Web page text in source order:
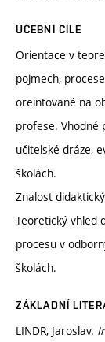
UČEBNÍ CÍLE
Orientace v
pojmech,
oreintované na
profese. Vhodné
učitelské dráze,
školách.
Znalost
Teoretický vhled
procesu v
školách.
ZÁKLADNÍ
LINDR, Jaroslav.